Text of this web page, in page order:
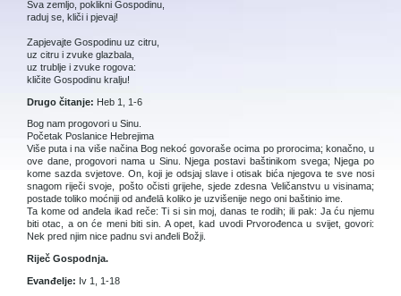
Sva zemljo, poklikni Gospodinu,
raduj se, kliči i pjevaj!
Zapjevajte Gospodinu uz citru,
uz citru i zvuke glazbala,
uz trublje i zvuke rogova:
kličite Gospodinu kralju!
Drugo čitanje: Heb 1, 1-6
Bog nam progovori u Sinu.
Početak Poslanice Hebrejima
Više puta i na više načina Bog nekoć govoraše ocima po prorocima; konačno, u
ove dane, progovori nama u Sinu. Njega postavi baštinikom svega; Njega po
kome sazda svjetove. On, koji je odsjaj slave i otisak bića njegova te sve nosi
snagom riječi svoje, pošto očisti grijehe, sjede zdesna Veličanstvu u visinama;
postade toliko moćniji od anđelā koliko je uzvišenije nego oni baštinio ime.
Ta kome od anđela ikad reče: Ti si sin moj, danas te rodih; ili pak: Ja ću njemu
biti otac, a on će meni biti sin. A opet, kad uvodi Prvorođenca u svijet, govori:
Nek pred njim nice padnu svi anđeli Božji.
Riječ Gospodnja.
Evanđelje: Iv 1, 1-18